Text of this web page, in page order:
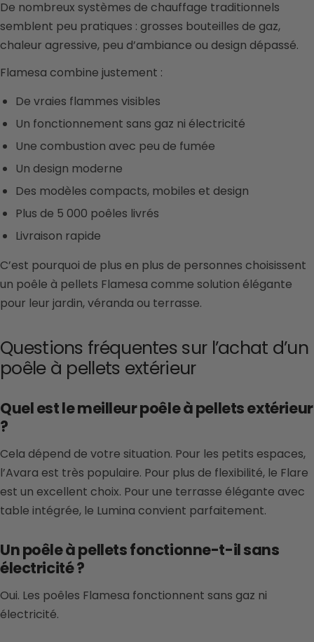
De nombreux systèmes de chauffage traditionnels
semblent peu pratiques : grosses bouteilles de gaz,
chaleur agressive, peu d’ambiance ou design dépassé.
Flamesa combine justement :
De vraies flammes visibles
Un fonctionnement sans gaz ni électricité
Une combustion avec peu de fumée
Un design moderne
Des modèles compacts, mobiles et design
Plus de 5 000 poêles livrés
Livraison rapide
C’est pourquoi de plus en plus de personnes choisissent
un poêle à pellets Flamesa comme solution élégante
pour leur jardin, véranda ou terrasse.
Questions fréquentes sur l’achat d’un
poêle à pellets extérieur
Quel est le meilleur poêle à pellets extérieur
?
Cela dépend de votre situation. Pour les petits espaces,
l’Avara est très populaire. Pour plus de flexibilité, le Flare
est un excellent choix. Pour une terrasse élégante avec
table intégrée, le Lumina convient parfaitement.
Un poêle à pellets fonctionne-t-il sans
électricité ?
Oui. Les poêles Flamesa fonctionnent sans gaz ni
électricité.